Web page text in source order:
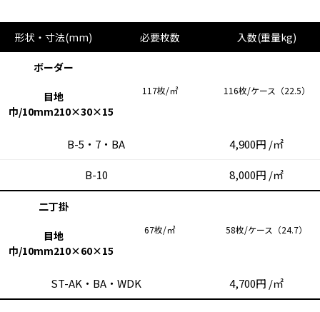
形状・寸法(mm) 必要枚数 入数(重量kg)
ボーダー
目地
巾/10mm210×30×15
117枚/㎡ 116枚/ケース（22.5）
B-5・7・BA 4,900円 /㎡
B-10 8,000円 /㎡
二丁掛
目地
巾/10mm210×60×15
67枚/㎡ 58枚/ケース（24.7）
ST-AK・BA・WDK 4,700円 /㎡